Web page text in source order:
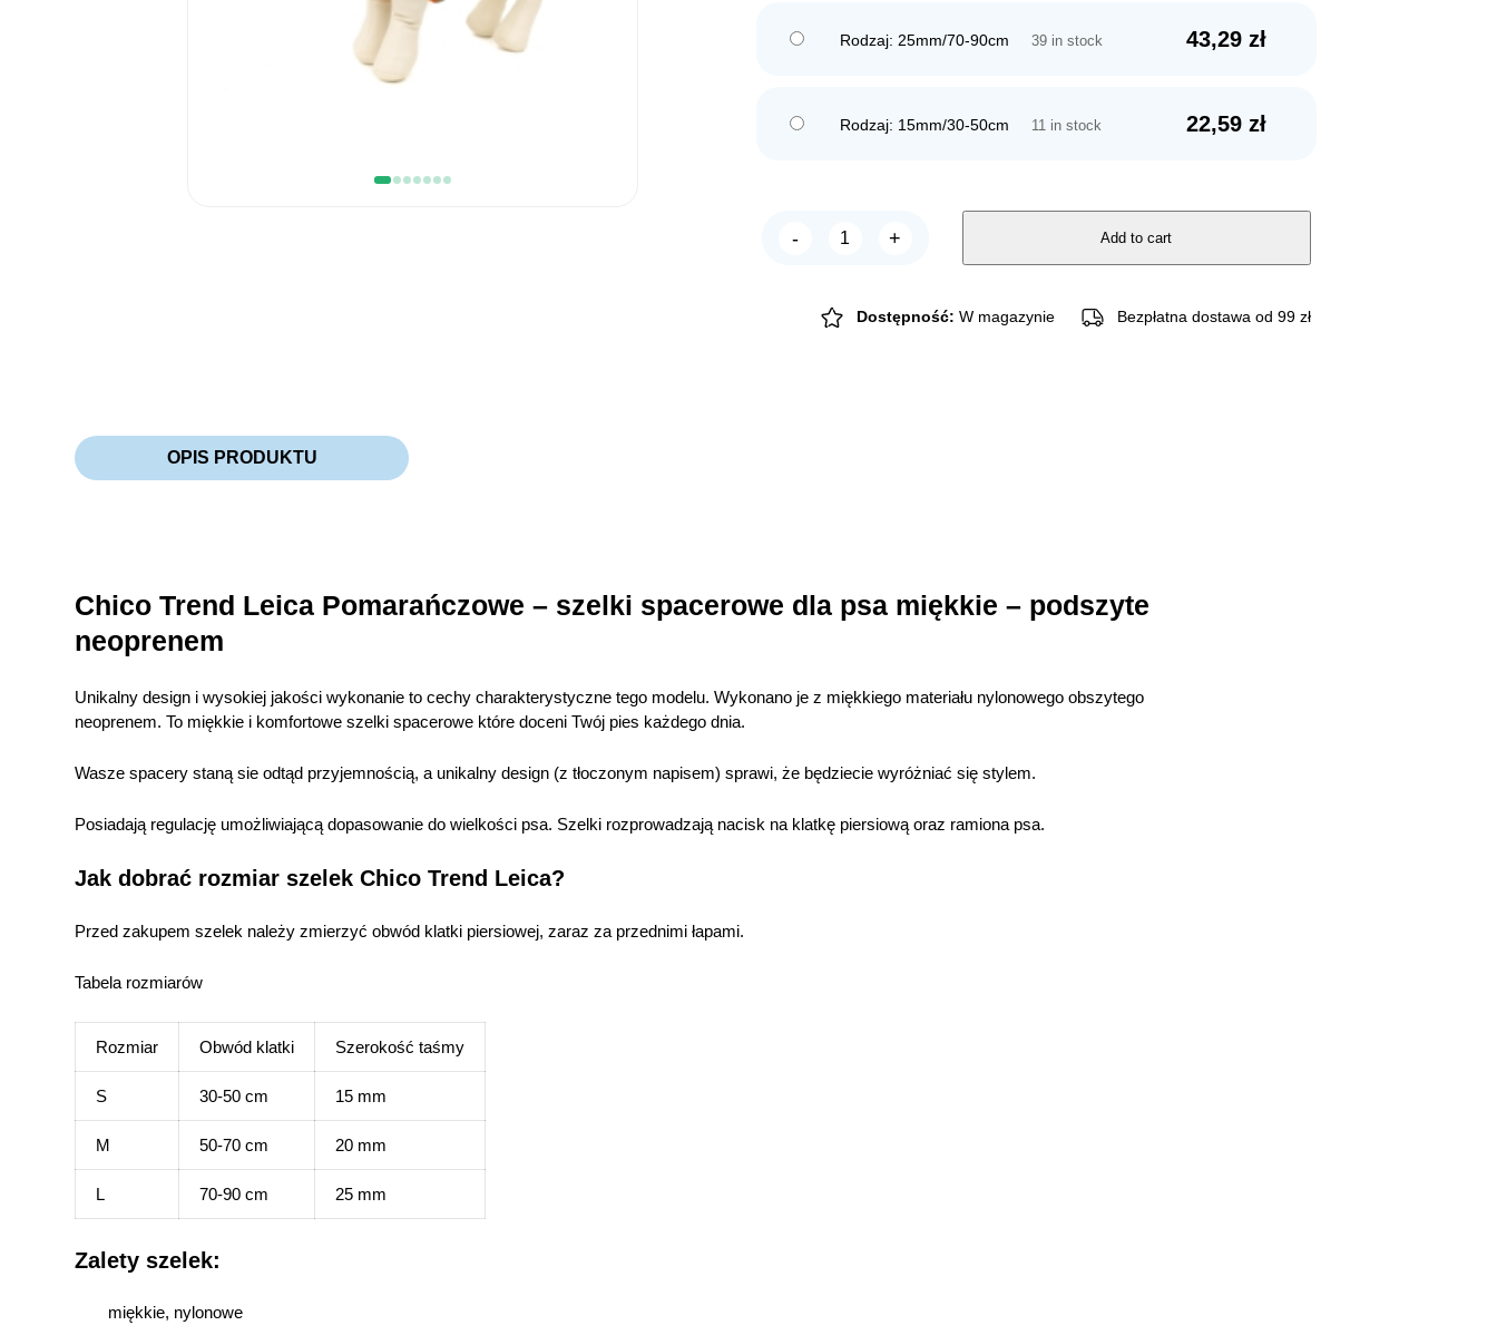
Rodzaj: 25mm/70-90cm 43,29 zł
39 in stock
Rodzaj: 15mm/30-50cm 22,59 zł
11 in stock
-
Chico
Pomarańczowe
+ Add to cart
Dostępność: W magazynie Bezpłatna dostawa od 99 zł
OPIS PRODUKTU
Chico Trend Leica Pomarańczowe – szelki spacerowe dla psa miękkie – podszyte
neoprenem
Unikalny design i wysokiej jakości wykonanie to cechy charakterystyczne tego modelu. Wykonano je z miękkiego materiału nylonowego obszytego
neoprenem. To miękkie i komfortowe szelki spacerowe które doceni Twój pies każdego dnia.
Wasze spacery staną sie odtąd przyjemnością, a unikalny design (z tłoczonym napisem) sprawi, że będziecie wyróżniać się stylem.
Posiadają regulację umożliwiającą dopasowanie do wielkości psa. Szelki rozprowadzają nacisk na klatkę piersiową oraz ramiona psa.
Jak dobrać rozmiar szelek Chico Trend Leica?
Przed zakupem szelek należy zmierzyć obwód klatki piersiowej, zaraz za przednimi łapami.
Tabela rozmiarów
Rozmiar Obwód klatki Szerokość taśmy
S 30-50 cm 15 mm
M 50-70 cm 20 mm
L 70-90 cm 25 mm
Zalety szelek:
miękkie, nylonowe